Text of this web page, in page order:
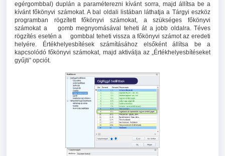
egérgombbal) duplán a paraméterezni kívánt sorra, majd állítsa be a
kívánt főkönyvi számokat. A bal oldali listában láthatja a Tárgyi eszköz
programban rögzített főkönyvi számokat, a szükséges főkönyvi
számokat a gomb megnyomásával teheti át a jobb oldalra. Téves
rögzítés eseténa gombbal teheti vissza a főkönyvi számot az eredeti
helyére. Értékhelyesbítések számításához elsőként állítsa be a
kapcsolódó főkönyvi számokat, majd aktiválja az „Értékhelyesbítéseket
gyűjti” opciót.